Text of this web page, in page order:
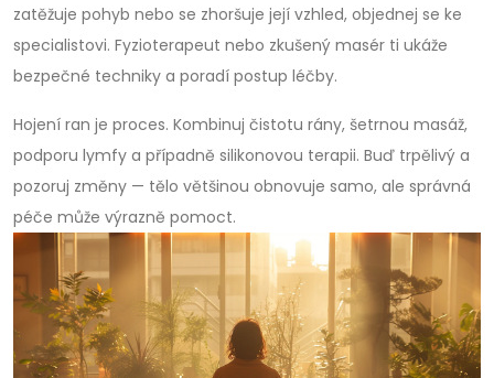
zatěžuje pohyb nebo se zhoršuje její vzhled, objednej se ke
specialistovi. Fyzioterapeut nebo zkušený masér ti ukáže
bezpečné techniky a poradí postup léčby.
Hojení ran je proces. Kombinuj čistotu rány, šetrnou masáž,
podporu lymfy a případně silikonovou terapii. Buď trpělivý a
pozoruj změny — tělo většinou obnovuje samo, ale správná
péče může výrazně pomoct.